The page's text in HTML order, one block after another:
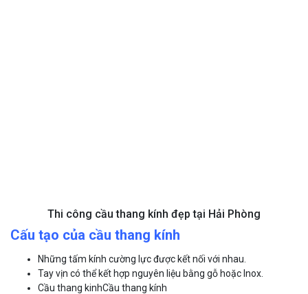
Thi công cầu thang kính đẹp tại Hải Phòng
Cấu tạo của cầu thang kính
Những tấm kính cường lực được kết nối với nhau.
Tay vịn có thể kết hợp nguyên liệu bằng gỗ hoặc Inox.
Cầu thang kinhCầu thang kính